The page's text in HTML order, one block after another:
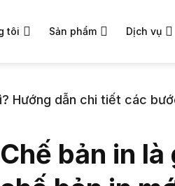
tôi Sản phẩm Dịch vụ
Hướng dẫn chi tiết các
Chế bản in